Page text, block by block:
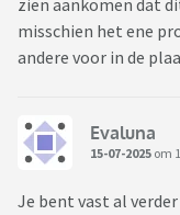
zien aankomen dat
misschien het ene
andere voor in de
Evaluna
15-07-2025 om
Je bent vast al